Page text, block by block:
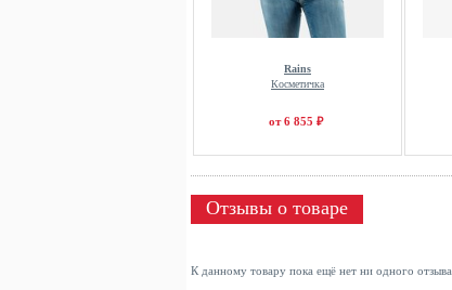
Rains
Косметичка
от 6 855 ₽
Отзывы о товаре
К данному товару пока ещё нет ни одного отзыва.